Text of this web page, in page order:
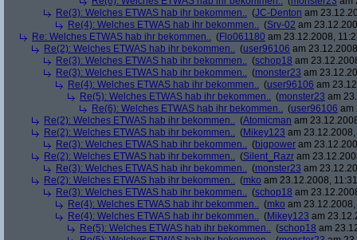
Re(3): Welches ETWAS hab ihr bekommen.. (JC-Denton am
Re(4): Welches ETWAS hab ihr bekommen.. (Srv-02 am
Re: Welches ETWAS hab ihr bekommen.. (Flo061180 am 23.12.2008,
Re(2): Welches ETWAS hab ihr bekommen.. (user96106 am
Re(3): Welches ETWAS hab ihr bekommen.. (schop18 am
Re(3): Welches ETWAS hab ihr bekommen.. (monster23 am
Re(4): Welches ETWAS hab ihr bekommen.. (user96106 am
Re(5): Welches ETWAS hab ihr bekommen.. (monster23 am
Re(6): Welches ETWAS hab ihr bekommen.. (user96106 am
Re(2): Welches ETWAS hab ihr bekommen.. (Atomicman am
Re(2): Welches ETWAS hab ihr bekommen.. (Mikey123 am
Re(3): Welches ETWAS hab ihr bekommen.. (bigpower am
Re(2): Welches ETWAS hab ihr bekommen.. (Silent_Razr am
Re(3): Welches ETWAS hab ihr bekommen.. (monster23 am
Re(2): Welches ETWAS hab ihr bekommen.. (mko am 23.12.2008,
Re(3): Welches ETWAS hab ihr bekommen.. (schop18 am
Re(4): Welches ETWAS hab ihr bekommen.. (mko am
Re(4): Welches ETWAS hab ihr bekommen.. (Mikey123 am
Re(5): Welches ETWAS hab ihr bekommen.. (schop18 am